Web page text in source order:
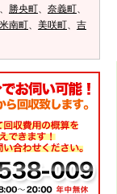
、 勝央町、 奈義町、
南町、 美咲町、 吉